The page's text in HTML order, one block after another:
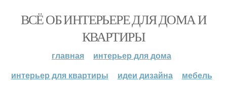
ВСЁ ОБ ИНТЕРЬЕРЕ ДЛЯ ДОМА И
КВАРТИРЫ
главная
интерьер для дома
интерьер для квартиры
идеи дизайна мебель